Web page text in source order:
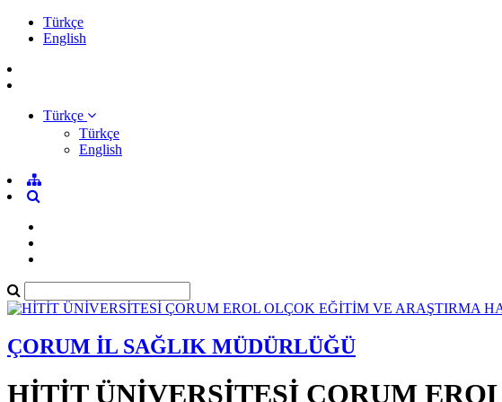
Türkçe
English
Türkçe
Türkçe
English
ÇORUM İL SAĞLIK MÜDÜRLÜĞÜ
HİTİT ÜNİVERSİTESİ ÇORUM